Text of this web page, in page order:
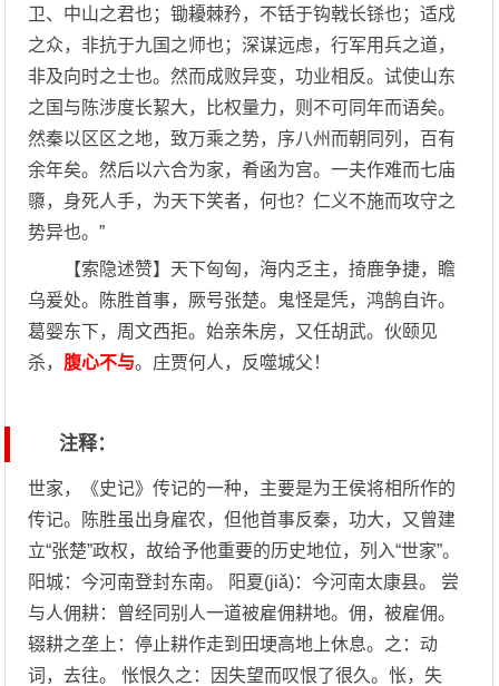
卫、中山之君也；锄耰棘矜，不铦于钩戟长铩也；适戍
之众，非抗于九国之师也；深谋远虑，行军用兵之道，
非及向时之士也。然而成败异变，功业相反。试使山东
之国与陈涉度长絜大，比权量力，则不可同年而语矣。
然秦以区区之地，致万乘之势，序八州而朝同列，百有
余年矣。然后以六合为家，肴函为宫。一夫作难而七庙
隳，身死人手，为天下笑者，何也？仁义不施而攻守之
势异也。”
【索隐述赞】天下匈匈，海内乏主，掎鹿争捷，瞻
乌爰处。陈胜首事，厥号张楚。鬼怪是凭，鸿鹄自许。
葛婴东下，周文西拒。始亲朱房，又任胡武。伙颐见
杀， 腹心不与。庄贾何人，反噬城父！
注释：
世家，《史记》传记的一种，主要是为王侯将相所作的
传记。陈胜虽出身雇农，但他首事反秦，功大，又曾建
立“张楚”政权，故给予他重要的历史地位，列入“世家”。
阳城：今河南登封东南。 阳夏(jiǎ)：今河南太康县。 尝
与人佣耕：曾经同别人一道被雇佣耕地。佣，被雇佣。
辍耕之垄上：停止耕作走到田埂高地上休息。之：动
词，去往。 怅恨久之：因失望而叹恨了很久。怅，失